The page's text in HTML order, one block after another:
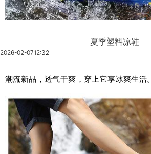
夏季塑料凉鞋
2026-02-0712:32
潮流新品，透气干爽，穿上它享冰爽生活。